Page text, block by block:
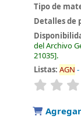
Tipo de
Detalles de
del Archivo
21035 .
Listas: AGN
valoración